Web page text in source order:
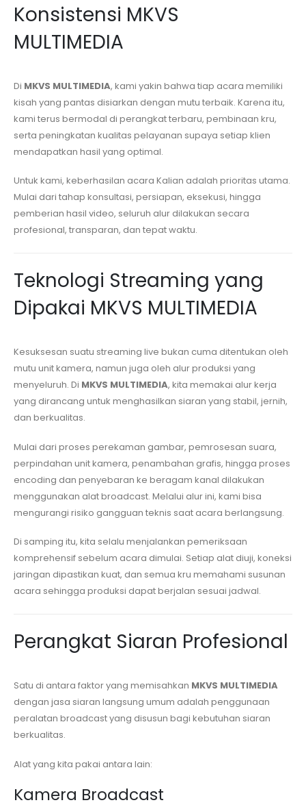
Konsistensi MKVS
MULTIMEDIA
Di MKVS MULTIMEDIA, kami yakin bahwa tiap acara memiliki
kisah yang pantas disiarkan dengan mutu terbaik. Karena itu,
kami terus bermodal di perangkat terbaru, pembinaan kru,
serta peningkatan kualitas pelayanan supaya setiap klien
mendapatkan hasil yang optimal.
Untuk kami, keberhasilan acara Kalian adalah prioritas utama.
Mulai dari tahap konsultasi, persiapan, eksekusi, hingga
pemberian hasil video, seluruh alur dilakukan secara
profesional, transparan, dan tepat waktu.
Teknologi Streaming yang
Dipakai MKVS MULTIMEDIA
Kesuksesan suatu streaming live bukan cuma ditentukan oleh
mutu unit kamera, namun juga oleh alur produksi yang
menyeluruh. Di MKVS MULTIMEDIA, kita memakai alur kerja
yang dirancang untuk menghasilkan siaran yang stabil, jernih,
dan berkualitas.
Mulai dari proses perekaman gambar, pemrosesan suara,
perpindahan unit kamera, penambahan grafis, hingga proses
encoding dan penyebaran ke beragam kanal dilakukan
menggunakan alat broadcast. Melalui alur ini, kami bisa
mengurangi risiko gangguan teknis saat acara berlangsung.
Di samping itu, kita selalu menjalankan pemeriksaan
komprehensif sebelum acara dimulai. Setiap alat diuji, koneksi
jaringan dipastikan kuat, dan semua kru memahami susunan
acara sehingga produksi dapat berjalan sesuai jadwal.
Perangkat Siaran Profesional
Satu di antara faktor yang memisahkan MKVS MULTIMEDIA
dengan jasa siaran langsung umum adalah penggunaan
peralatan broadcast yang disusun bagi kebutuhan siaran
berkualitas.
Alat yang kita pakai antara lain:
Kamera Broadcast